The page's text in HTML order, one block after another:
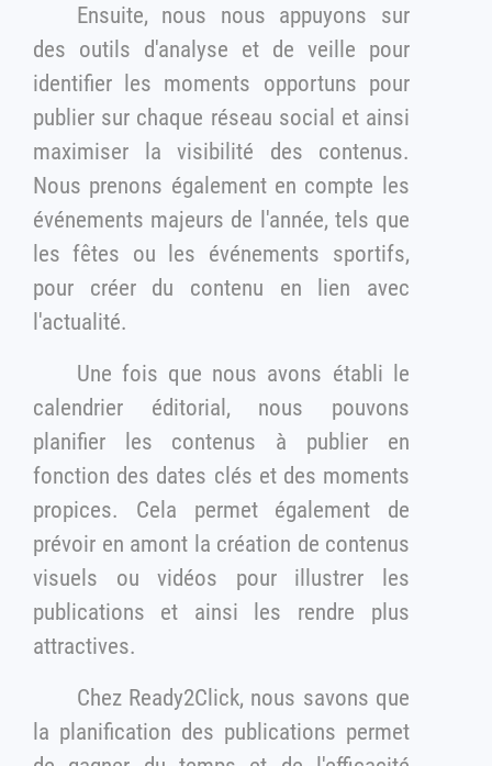
Ensuite, nous nous appuyons sur
des outils d'analyse et de veille pour
identifier les moments opportuns pour
publier sur chaque réseau social et ainsi
maximiser la visibilité des contenus.
Nous prenons également en compte les
événements majeurs de l'année, tels que
les fêtes ou les événements sportifs,
pour créer du contenu en lien avec
l'actualité.
Une fois que nous avons établi le
calendrier éditorial, nous pouvons
planifier les contenus à publier en
fonction des dates clés et des moments
propices. Cela permet également de
prévoir en amont la création de contenus
visuels ou vidéos pour illustrer les
publications et ainsi les rendre plus
attractives.
Chez Ready2Click, nous savons que
la planification des publications permet